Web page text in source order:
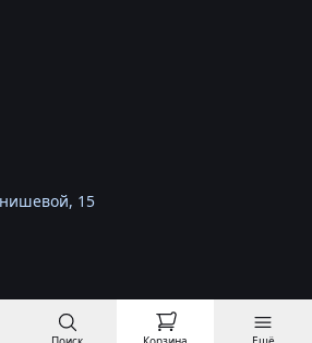
15
Решения». Все права защищены.